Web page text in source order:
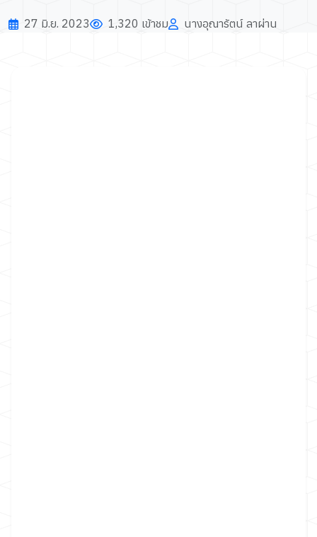
27 มิ.ย. 2023 1,320 เข้าชม นางอุณารัตน์ ลาผ่าน